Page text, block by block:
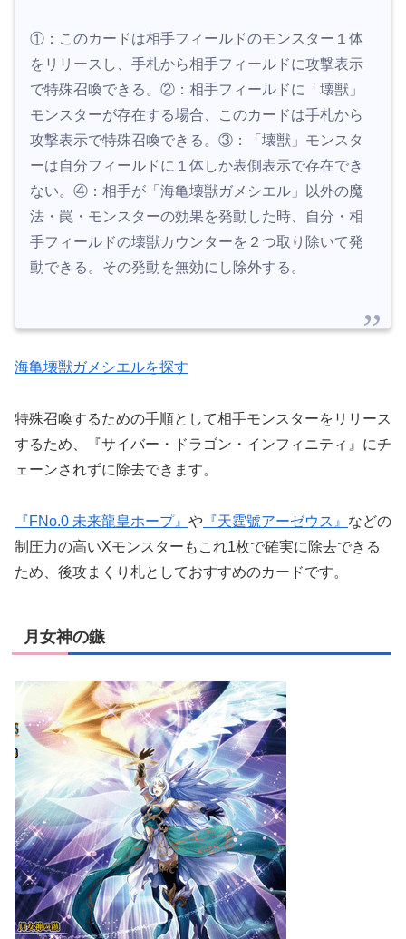
①：このカードは相手フィールドのモンスター１体
をリリースし、手札から相手フィールドに攻撃表示
で特殊召喚できる。②：相手フィールドに「壊獣」
モンスターが存在する場合、このカードは手札から
攻撃表示で特殊召喚できる。③：「壊獣」モンスタ
ーは自分フィールドに１体しか表側表示で存在でき
ない。④：相手が「海亀壊獣ガメシエル」以外の魔
法・罠・モンスターの効果を発動した時、自分・相
手フィールドの壊獣カウンターを２つ取り除いて発
動できる。その発動を無効にし除外する。
海亀壊獣ガメシエルを探す
特殊召喚するための手順として相手モンスターをリリース
するため、『サイバー・ドラゴン・インフィニティ』にチ
ェーンされずに除去できます。
『FNo.0 未来龍皇ホープ』 や 『天霆號アーゼウス』 などの
制圧力の高いXモンスターもこれ1枚で確実に除去できる
ため、後攻まくり札としておすすめのカードです。
月女神の鏃